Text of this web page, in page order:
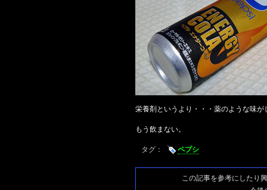
栄養剤というより・・・薬のような味が
もう飲まない。
タグ： ペプシ
この記事を参考にしたり